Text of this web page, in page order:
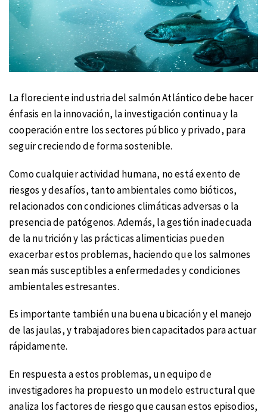
La floreciente industria del salmón Atlántico debe hacer
énfasis en la innovación, la investigación continua y la
cooperación entre los sectores público y privado, para
seguir creciendo de forma sostenible.
Como cualquier actividad humana, no está exento de
riesgos y desafíos, tanto ambientales como bióticos,
relacionados con condiciones climáticas adversas o la
presencia de patógenos. Además, la gestión inadecuada
de la nutrición y las prácticas alimenticias pueden
exacerbar estos problemas, haciendo que los salmones
sean más susceptibles a enfermedades y condiciones
ambientales estresantes.
Es importante también una buena ubicación y el manejo
de las jaulas, y trabajadores bien capacitados para actuar
rápidamente.
En respuesta a estos problemas, un equipo de
investigadores ha propuesto un modelo estructural que
analiza los factores de riesgo que causan estos episodios,